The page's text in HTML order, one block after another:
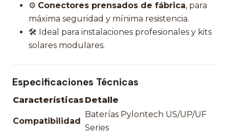
⚙️ Conectores prensados de fábrica, para
máxima seguridad y mínima resistencia.
🛠️ Ideal para instalaciones profesionales y kits
solares modulares.
Especificaciones Técnicas
Características Detalle
Compatibilidad
Baterías Pylontech US/UP/UF
Series